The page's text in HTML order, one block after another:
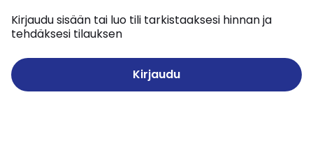
Kirjaudu sisään tai luo tili tarkistaaksesi hinnan ja
tehdäksesi tilauksen
Kirjaudu